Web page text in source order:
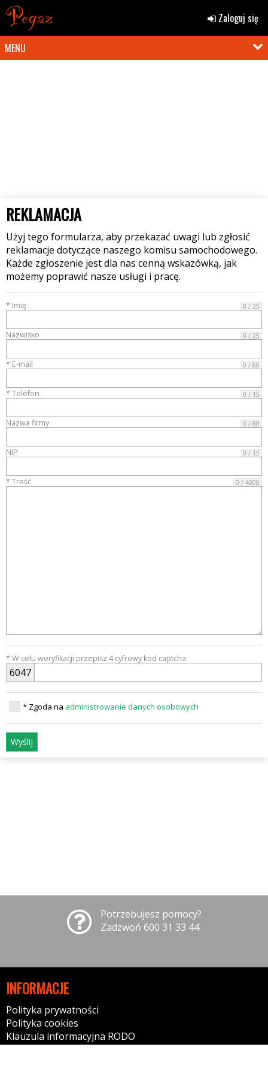
Zaloguj się
MENU
REKLAMACJA
Użyj tego formularza, aby przekazać uwagi lub zgłosić
reklamacje dotyczące naszego komisu samochodowego.
Każde zgłoszenie jest dla nas cenną wskazówką, jak
możemy poprawić nasze usługi i pracę.
* Imię 0 / 25
Nazwisko 0 / 25
* E-mail 0 / 60
* Telefon 0 / 15
Nazwa firmy 0 / 80
NIP 0 / 15
* Treść 0 / 4000
* W celu weryfikacji przepisz 4 cyfrowy kod captcha
6047
* Zgoda na administrowanie danych osobowych
Wyślij
Potrzebujesz pomocy?
Zadzwoń 600 31 33 44
INFORMACJE
Polityka prywatności
Polityka cookies
Klauzula informacyjna RODO